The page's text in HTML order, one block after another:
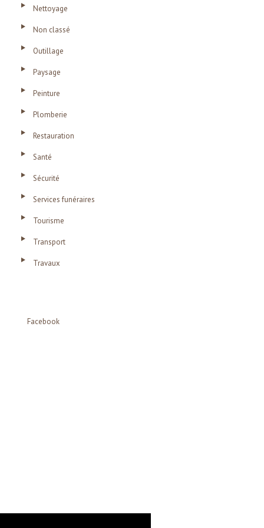
Nettoyage
Non classé
Outillage
Paysage
Peinture
Plomberie
Restauration
Santé
Sécurité
Services funéraires
Tourisme
Transport
Travaux
Facebook